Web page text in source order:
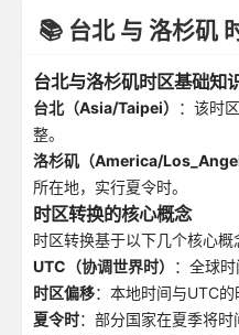
📚 台北 与 洛杉矶
台北与洛杉矶时区基础知
台北（Asia/Taipei）
：该时
整。
洛杉矶（America/
所在地，实行夏令时。
时区转换的核心概念
时区转换基于以下几个核心概
UTC（协调世界时）
：全球
时区偏移：本地时间与UTC的
夏令时：部分国家在夏季将时